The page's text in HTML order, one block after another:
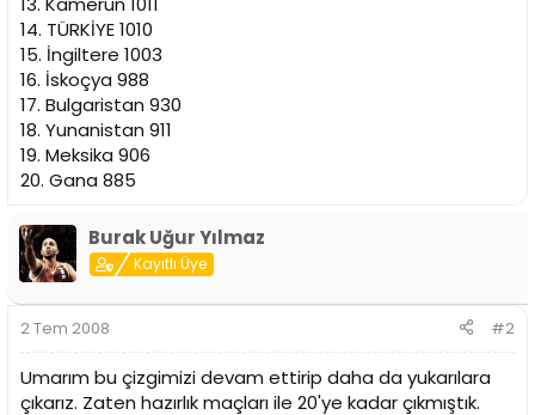
14. TÜRKİYE 1010
15. İngiltere 1003
16. İskoçya 988
17. Bulgaristan 930
18. Yunanistan 911
19. Meksika 906
20. Gana 885
Burak Uğur Yılmaz
Kayıtlı Üye
2 Tem 2008 #2
Umarım bu çizgimizi devam ettirip daha da yukarılara
çıkarız. Zaten hazırlık maçları ile 20'ye kadar çıkmıştık.